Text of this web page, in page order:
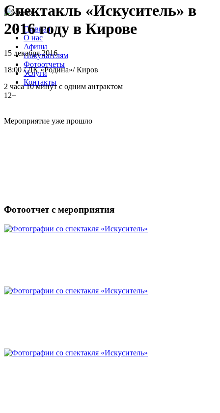
Главная
О нас
Афиша
Покупателям
Фотоотчеты
Услуги
Контакты
Спектакль «Искуситель» в
2016 году в Кирове
15 декабря 2016
18:00 /ДК «Родина»/Киров
2 часа 10 минут с одним антрактом
12+
Мероприятие уже прошло
Фотоотчет с мероприятия